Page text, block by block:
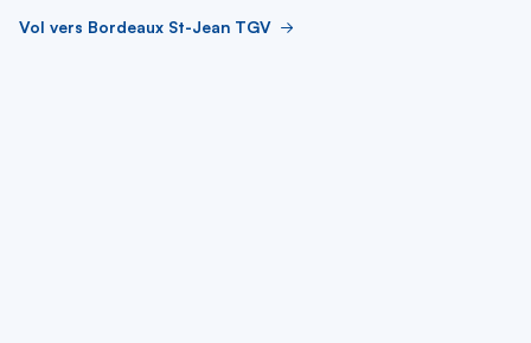
Vol vers Bordeaux St-Jean TGV